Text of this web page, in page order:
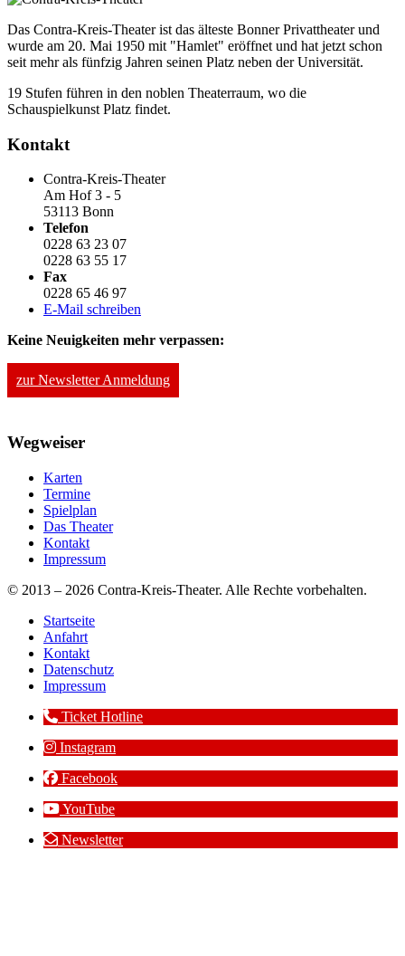
Das Contra-Kreis-Theater ist das älteste Bonner Privattheater und
wurde am 20. Mai 1950 mit "Hamlet" eröffnet und hat jetzt schon
seit mehr als fünfzig Jahren seinen Platz neben der Universität.
19 Stufen führen in den noblen Theaterraum, wo die
Schauspielkunst Platz findet.
Kontakt
Contra-Kreis-Theater
Am Hof 3 - 5
53113 Bonn
Telefon
0228 63 23 07
0228 63 55 17
Fax
0228 65 46 97
E-Mail schreiben
Keine Neuigkeiten mehr verpassen:
zur Newsletter Anmeldung
Wegweiser
Karten
Termine
Spielplan
Das Theater
Kontakt
Impressum
© 2013 – 2026 Contra-Kreis-Theater. Alle Rechte vorbehalten.
Startseite
Anfahrt
Kontakt
Datenschutz
Impressum
Ticket Hotline
Instagram
Facebook
YouTube
Newsletter